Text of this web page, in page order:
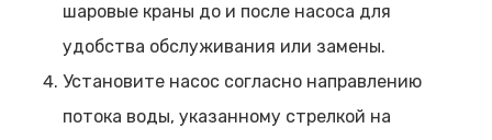
шаровые краны до и после насоса для
удобства обслуживания или замены.
Установите насос согласно направлению
потока воды, указанному стрелкой на